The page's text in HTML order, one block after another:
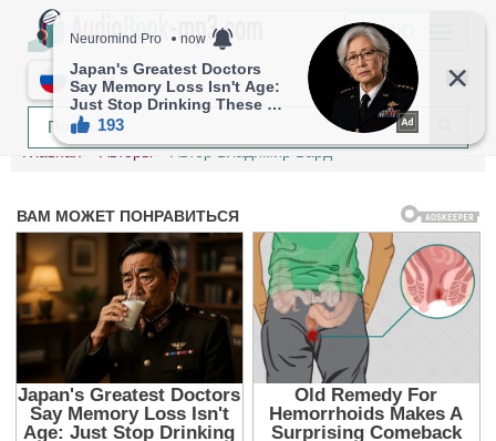
МЕНЮ
RU
Главная Авторы Автор Владимир Бард